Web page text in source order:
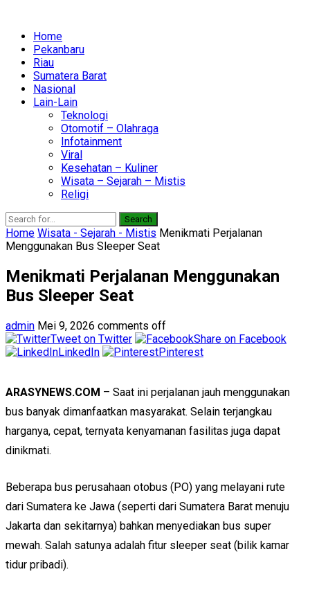
Home
Pekanbaru
Riau
Sumatera Barat
Nasional
Lain-Lain
Teknologi
Otomotif – Olahraga
Infotainment
Viral
Kesehatan – Kuliner
Wisata – Sejarah – Mistis
Religi
Search
Home Wisata - Sejarah - Mistis Menikmati Perjalanan
Menggunakan Bus Sleeper Seat
Menikmati Perjalanan Menggunakan
Bus Sleeper Seat
admin Mei 9, 2026 comments off
Tweet on Twitter
Share on Facebook
LinkedIn
Pinterest
ARASYNEWS.COM – Saat ini perjalanan jauh menggunakan
bus banyak dimanfaatkan masyarakat. Selain terjangkau
harganya, cepat, ternyata kenyamanan fasilitas juga dapat
dinikmati.
Beberapa bus perusahaan otobus (PO) yang melayani rute
dari Sumatera ke Jawa (seperti dari Sumatera Barat menuju
Jakarta dan sekitarnya) bahkan menyediakan bus super
mewah. Salah satunya adalah fitur sleeper seat (bilik kamar
tidur pribadi).